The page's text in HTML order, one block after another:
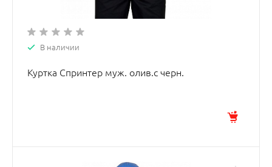
В наличии
Куртка Спринтер муж. олив.с черн.